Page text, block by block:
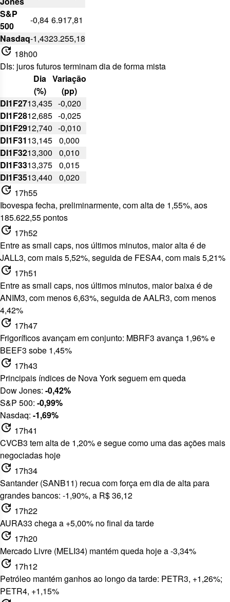
S&P
500
-0,84 6.917,81
Nasdaq-1,4323.255,18
update 18h00
DIs: juros futuros terminam dia de forma mista
Dia
(%)
Variação
(pp)
DI1F2713,435 -0,020
DI1F2812,685 -0,025
DI1F2912,740 -0,010
DI1F3113,145 0,000
DI1F3213,300
0,010
DI1F3313,375 0,015
DI1F3513,440 0,020
update 17h55
Ibovespa fecha, preliminarmente, com alta de 1,55%, aos
185.622,55 pontos
update 17h52
Entre as small caps, nos últimos minutos, maior alta é de
JALL3, com mais 5,52%, seguida de FESA4, com mais 5,21%
update 17h51
Entre as small caps, nos últimos minutos, maior baixa é de
ANIM3, com menos 6,63%, seguida de AALR3, com menos
4,42%
update 17h47
Frigoríficos avançam em conjunto: MBRF3 avança 1,96% e
BEEF3 sobe 1,45%
update 17h43
Principais índices de Nova York seguem em queda
Dow Jones: -0,42%
S&P 500: -0,99%
Nasdaq: -1,69%
update 17h41
CVCB3 tem alta de 1,20% e segue como uma das ações mais
negociadas hoje
update 17h34
Santander (SANB11) recua com força em dia de alta para
grandes bancos: -1,90%, a R$ 36,12
update 17h22
AURA33 chega a +5,00% no final da tarde
update 17h20
Mercado Livre (MELI34) mantém queda hoje a -3,34%
update 17h12
Petróleo mantém ganhos ao longo da tarde: PETR3, +1,26%;
PETR4, +1,15%